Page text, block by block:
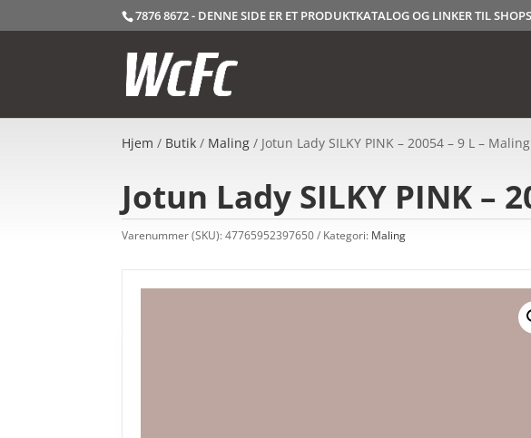
7876 8672 - DENNE SIDE ER ET PRODUKTKATALOG OG LINKER TIL
Hjem / Butik / Maling / Jotun Lady SILKY PINK – 20054 – 9 L – Maling
Jotun Lady SILKY PINK –
Varenummer (SKU):47765952397650 Kategori: Maling